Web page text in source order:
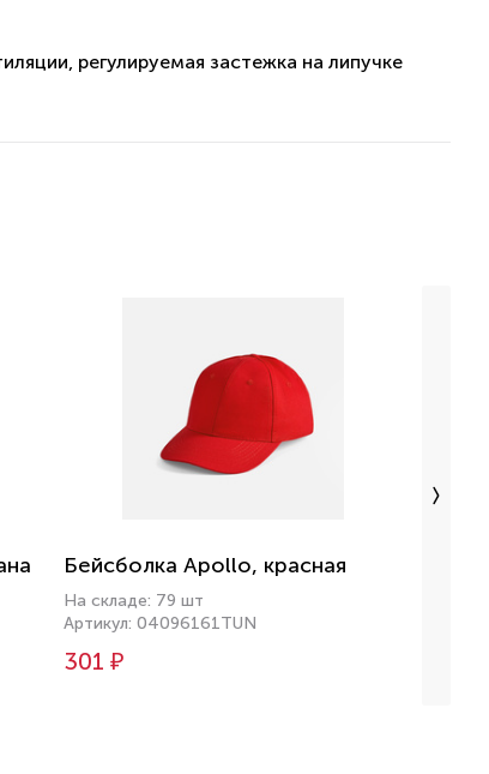
регулируемая застежка на липучке
Бейсболка Apollo, красная
На складе: 79 шт
Артикул: 04096161TUN
301 ₽